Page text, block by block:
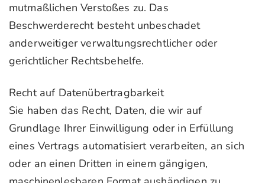
mutmaßlichen Verstoßes zu. Das
Beschwerderecht besteht unbeschadet
anderweitiger verwaltungsrechtlicher oder
gerichtlicher Rechtsbehelfe.
Recht auf Datenübertragbarkeit
Sie haben das Recht, Daten, die wir auf
Grundlage Ihrer Einwilligung oder in Erfüllung
eines Vertrags automatisiert verarbeiten, an sich
oder an einen Dritten in einem gängigen,